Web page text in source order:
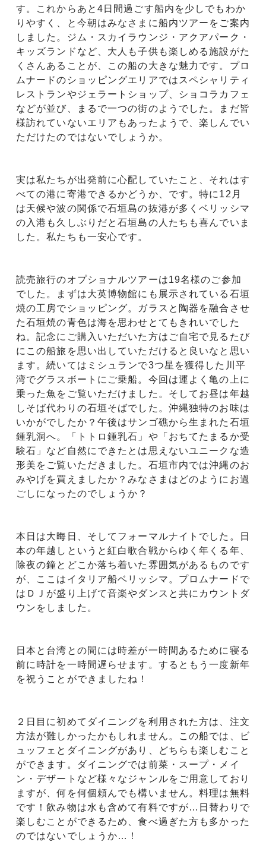
す。これからあと4日間過ごす船内を少しでもわか
りやすく、と今朝はみなさまに船内ツアーをご案内
しました。ジム・スカイラウンジ・アクアパーク・
キッズランドなど、大人も子供も楽しめる施設がた
くさんあることが、この船の大きな魅力です。プロ
ムナードのショッピングエリアではスペシャリティ
レストランやジェラートショップ、ショコラカフェ
などが並び、まるで一つの街のようでした。まだ皆
様訪れていないエリアもあったようで、楽しんでい
ただけたのではないでしょうか。
実は私たちが出発前に心配していたこと、それはす
べての港に寄港できるかどうか、です。特に12月
は天候や波の関係で石垣島の抜港が多くベリッシマ
の入港も久しぶりだと石垣島の人たちも喜んでいま
した。私たちも一安心です。
読売旅行のオプショナルツアーは19名様のご参加
でした。まずは大英博物館にも展示されている石垣
焼の工房でショッピング。ガラスと陶器を融合させ
た石垣焼の青色は海を思わせとてもきれいでした
ね。記念にご購入いただいた方はご自宅で見るたび
にこの船旅を思い出していただけると良いなと思い
ます。続いてはミシュランで3つ星を獲得した川平
湾でグラスボートにご乗船。今回は運よく亀の上に
乗った魚をご覧いただけました。そしてお昼は年越
しそば代わりの石垣そばでした。沖縄独特のお味は
いかがでしたか？午後はサンゴ礁から生まれた石垣
鍾乳洞へ。「トトロ鍾乳石」や「おちてたまるか受
験石」など自然にできたとは思えないユニークな造
形美をご覧いただきました。石垣市内では沖縄のお
みやげを買えましたか？みなさまはどのようにお過
ごしになったのでしょうか？
本日は大晦日、そしてフォーマルナイトでした。日
本の年越しというと紅白歌合戦からゆく年くる年、
除夜の鐘とどこか落ち着いた雰囲気があるものです
が、ここはイタリア船ベリッシマ。プロムナードで
はＤＪが盛り上げて音楽やダンスと共にカウントダ
ウンをしました。
日本と台湾との間には時差が一時間あるために寝る
前に時計を一時間遅らせます。するともう一度新年
を祝うことができましたね！
２日目に初めてダイニングを利用された方は、注文
方法が難しかったかもしれません。この船では、ビ
ュッフェとダイニングがあり、どちらも楽しむこと
ができます。ダイニングでは前菜・スープ・メイ
ン・デザートなど様々なジャンルをご用意しており
ますが、何を何個頼んでも構いません。料理は無料
です！飲み物は水も含めて有料ですが…日替わりで
楽しむことができるため、食べ過ぎた方も多かった
のではないでしょうか…！